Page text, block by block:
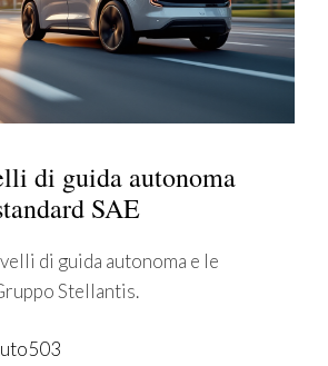
di guida autonoma
SAE
di guida autonoma e le
Stellantis.